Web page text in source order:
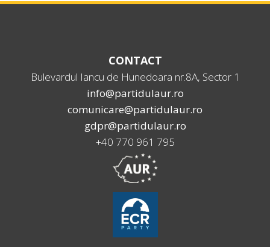
CONTACT
Bulevardul Iancu de Hunedoara nr.8A, Sector 1
info@partidulaur.ro
comunicare@partidulaur.ro
gdpr@partidulaur.ro
+40 770 961 795